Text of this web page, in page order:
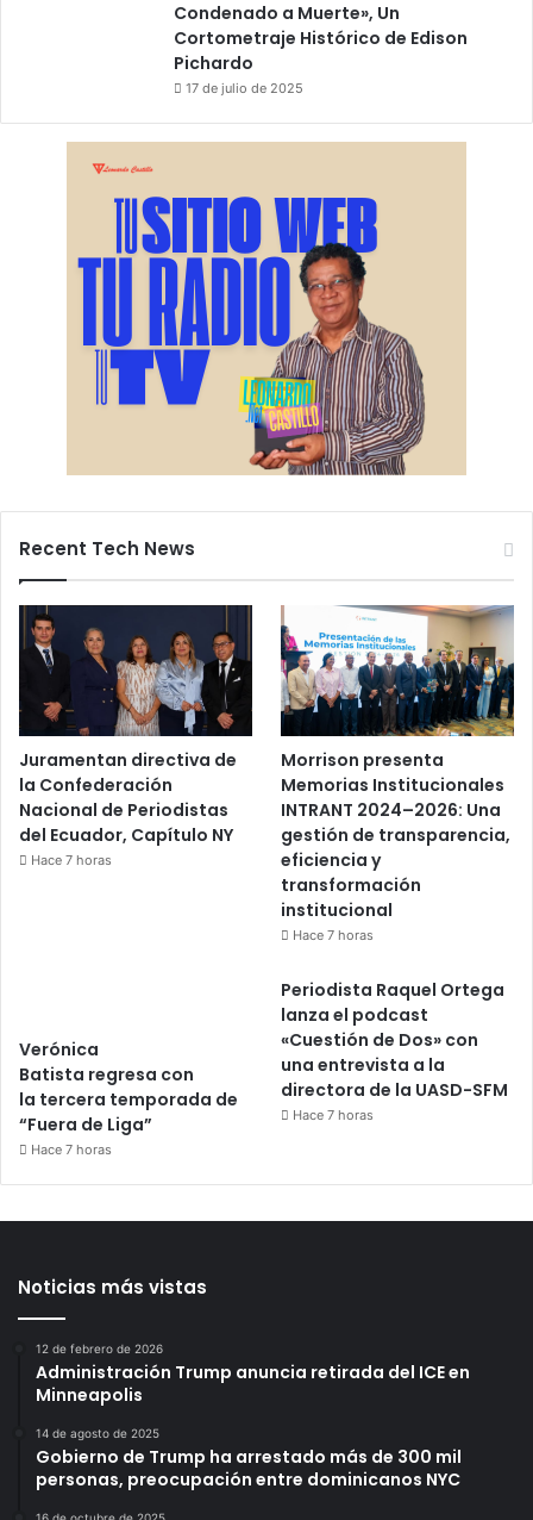
Condenado a Muerte», Un
Cortometraje Histórico de Edison
Pichardo
17 de julio de 2025
Recent Tech News
Juramentan directiva de
la Confederación
Nacional de Periodistas
del Ecuador, Capítulo NY
Hace 7 horas
Morrison presenta
Memorias Institucionales
INTRANT 2024–2026: Una
gestión de transparencia,
eficiencia y
transformación
institucional
Hace 7 horas
Verónica
Batista regresa con
la tercera temporada de
“Fuera de Liga”
Hace 7 horas
Periodista Raquel Ortega
lanza el podcast
«Cuestión de Dos» con
una entrevista a la
directora de la UASD-SFM
Hace 7 horas
Noticias más vistas
12 de febrero de 2026
Administración Trump anuncia retirada del ICE en
Minneapolis
14 de agosto de 2025
Gobierno de Trump ha arrestado más de 300 mil
personas, preocupación entre dominicanos NYC